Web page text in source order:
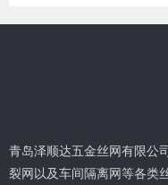
青岛泽顺达五金丝网有限公
裂网以及车间隔离网等各类